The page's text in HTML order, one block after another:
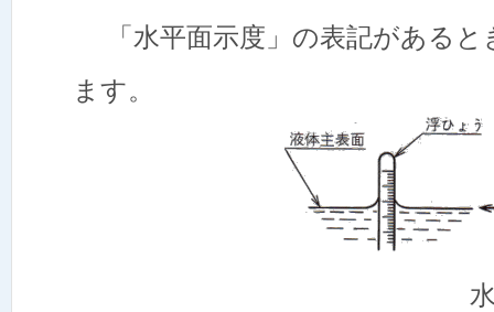
「水平面示度」の表記があると
ます。
水平面